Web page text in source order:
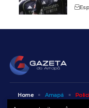
Home Amapá